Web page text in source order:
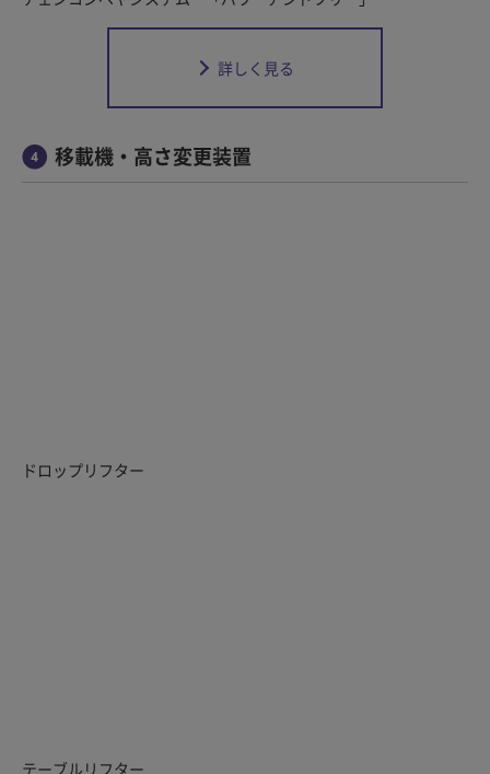
詳しく見る
移載機・高さ変更装置
ドロップリフター
テーブルリフター